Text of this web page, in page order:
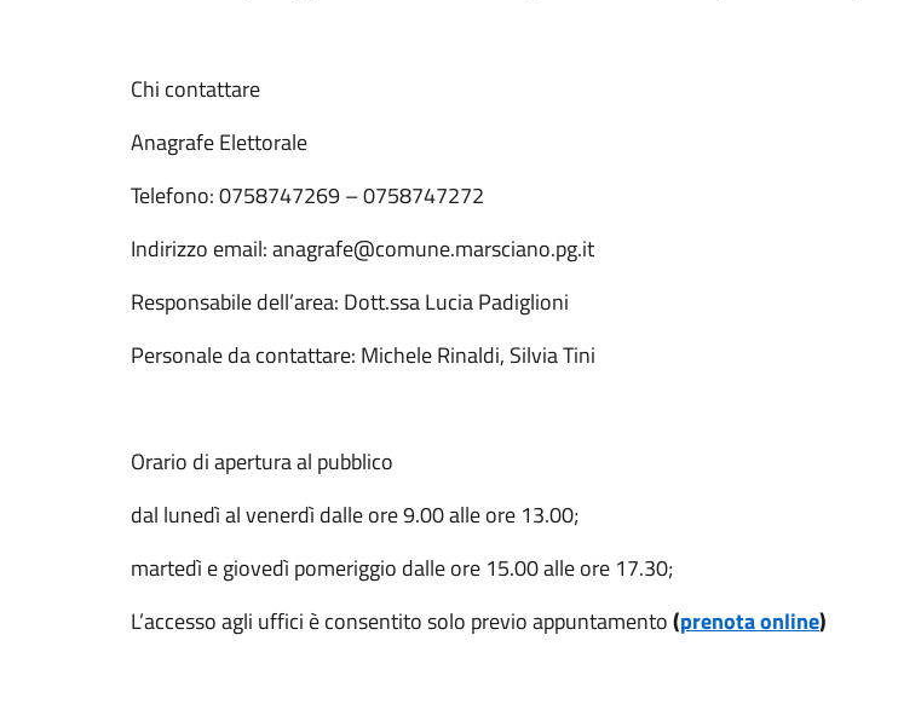
Chi contattare
Anagrafe Elettorale
Telefono: 0758747269 – 0758747272
Indirizzo email: anagrafe@comune.marsciano.pg.it
Responsabile dell’area: Dott.ssa Lucia Padiglioni
Personale da contattare: Michele Rinaldi, Silvia Tini
Orario di apertura al pubblico
dal lunedì al venerdì dalle ore 9.00 alle ore 13.00;
martedì e giovedì pomeriggio dalle ore 15.00 alle ore 17.30;
L’accesso agli uffici è consentito solo previo appuntamento(prenota online)